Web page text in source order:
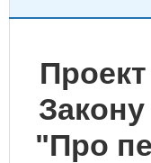
"Про